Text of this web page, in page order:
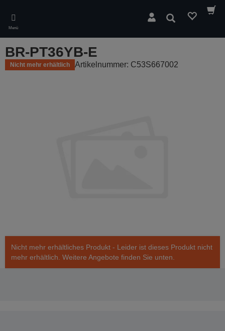
main
content
Menü
Suchen
BR-PT36YB-E
Nicht mehr erhältlich Artikelnummer: C53S667002
Nicht mehr erhältliches Produkt - Leider ist dieses Produkt nicht
mehr erhältlich. Weitere Angebote finden Sie unten.